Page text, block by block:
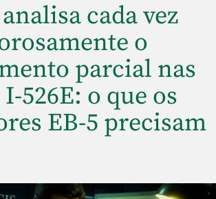
analisa cada vez
o
parcial nas
526E: o que os
EB-5 precisam